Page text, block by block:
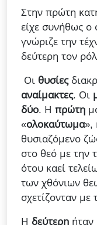
Στην πρώτη
είχε συνήθως ο
γνώριζε την
δεύτερη τον
Οι θυσίες
αναίμακτες. Οι
δύο. Η πρώτη
«ολοκαύτωμα»,
θυσιαζόμενο
στο θεό με την
ότου καεί
των χθόνιων
σχετίζονταν με
Η δεύτερη ήταν